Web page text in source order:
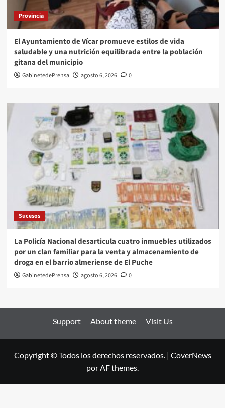
Provincia
El Ayuntamiento de Vícar promueve estilos de vida
saludable y una nutrición equilibrada entre la población
gitana del municipio
GabinetedePrensa agosto 6, 2026 0
Sucesos
La Policía Nacional desarticula cuatro inmuebles utilizados
por un clan familiar para la venta y almacenamiento de
droga en el barrio almeriense de El Puche
GabinetedePrensa agosto 6, 2026 0
Support About theme Visit Us
Copyright © Todos los derechos reservados. | CoverNews
por AF themes.